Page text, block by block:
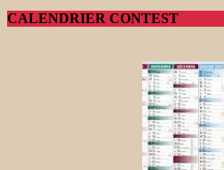
CALENDRIER CONTEST